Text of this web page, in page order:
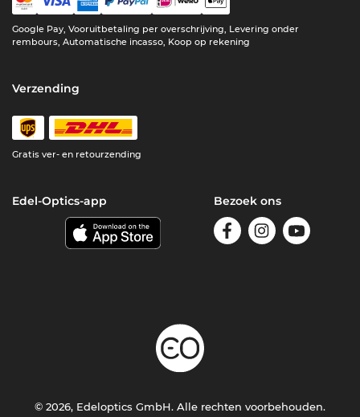
Google Pay, Vooruitbetaling per overschrijving, Levering onder
rembours, Automatische incasso, Koop op rekening
Verzending
Gratis ver- en retourzending
Edel-Optics-app Bezoek ons
© 2026, Edeloptics GmbH. Alle rechten voorbehouden.